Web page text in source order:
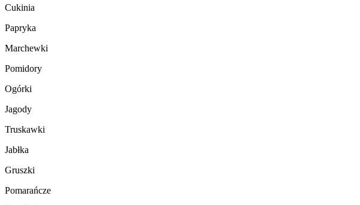
Cukinia
Papryka
Marchewki
Pomidory
Ogórki
Jagody
Truskawki
Jabłka
Gruszki
Pomarańcze